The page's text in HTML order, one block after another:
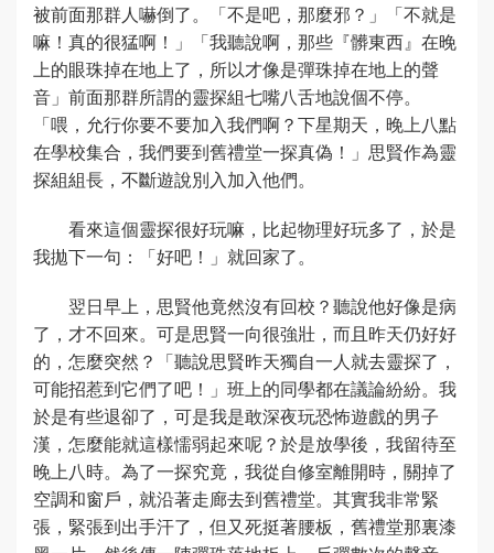
被前面那群人嚇倒了。「不是吧，那麼邪？」「不就是
嘛！真的很猛啊！」「我聽說啊，那些『髒東西』在晚
上的眼珠掉在地上了，所以才像是彈珠掉在地上的聲
音」前面那群所謂的靈探組七嘴八舌地說個不停。
「喂，允行你要不要加入我們啊？下星期天，晚上八點
在學校集合，我們要到舊禮堂一探真偽！」思賢作為靈
探組組長，不斷遊說別入加入他們。
看來這個靈探很好玩嘛，比起物理好玩多了，於是
我拋下一句：「好吧！」就回家了。
翌日早上，思賢他竟然沒有回校？聽說他好像是病
了，才不回來。可是思賢一向很強壯，而且昨天仍好好
的，怎麼突然？「聽說思賢昨天獨自一人就去靈探了，
可能招惹到它們了吧！」班上的同學都在議論紛紛。我
於是有些退卻了，可是我是敢深夜玩恐怖遊戲的男子
漢，怎麼能就這樣懦弱起來呢？於是放學後，我留待至
晚上八時。為了一探究竟，我從自修室離開時，關掉了
空調和窗戶，就沿著走廊去到舊禮堂。其實我非常緊
張，緊張到出手汗了，但又死挺著腰板，舊禮堂那裏漆